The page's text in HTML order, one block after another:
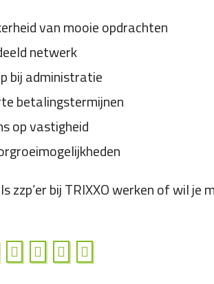
van mooie opdrachten
netwerk
bij administratie
betalingstermijnen
op vastigheid
zzp’er bij TRIXXO werken of wil je